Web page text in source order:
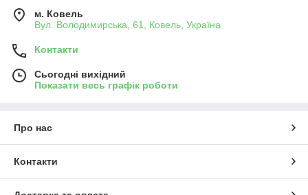
м. Ковель
Вул. Володимирська, 61, Ковель, Україна
Контакти
Сьогодні вихідний
Показати весь графік роботи
Про нас
Контакти